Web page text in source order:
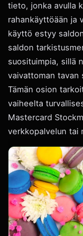
tieto, jonka avulla
rahankäyttöään ja
käyttö estyy
saldon
suosituimpia, sillä
vaivattoman tavan
Tämän osion
vaiheelta
Mastercard
verkkopalvelun tai